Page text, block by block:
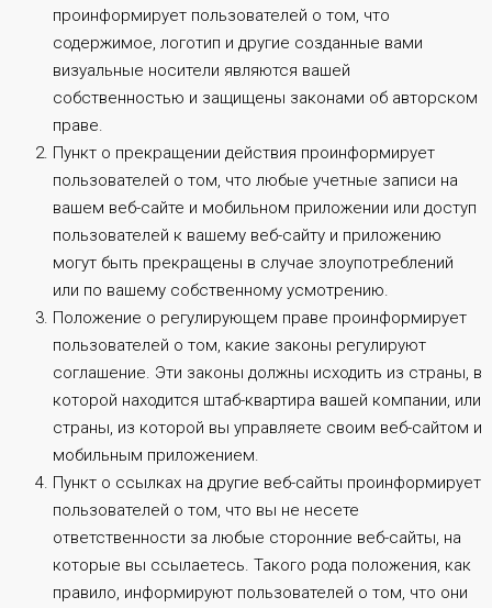
проинформирует пользователей о том, что
содержимое, логотип и другие созданные вами
визуальные носители являются вашей
собственностью и защищены законами об авторском
праве.
Пункт о прекращении действия проинформирует
пользователей о том, что любые учетные записи на
вашем веб-сайте и мобильном приложении или доступ
пользователей к вашему веб-сайту и приложению
могут быть прекращены в случае злоупотреблений
или по вашему собственному усмотрению.
Положение о регулирующем праве проинформирует
пользователей о том, какие законы регулируют
соглашение. Эти законы должны исходить из страны, в
которой находится штаб-квартира вашей компании, или
страны, из которой вы управляете своим веб-сайтом и
мобильным приложением.
Пункт о ссылках на другие веб-сайты проинформирует
пользователей о том, что вы не несете
ответственности за любые сторонние веб-сайты, на
которые вы ссылаетесь. Такого рода положения, как
правило, информируют пользователей о том, что они